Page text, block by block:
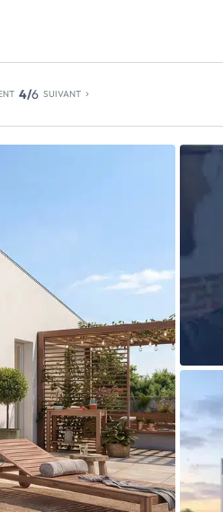
4/6 SUIVANT